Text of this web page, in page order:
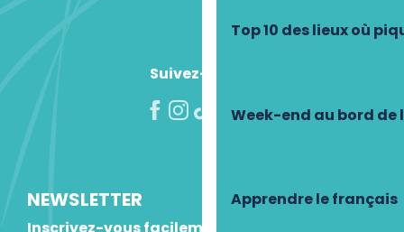
Top 10 des lieux où
Week-end au bord de
Apprendre le français
Suivez-nous !
NEWSLETTER